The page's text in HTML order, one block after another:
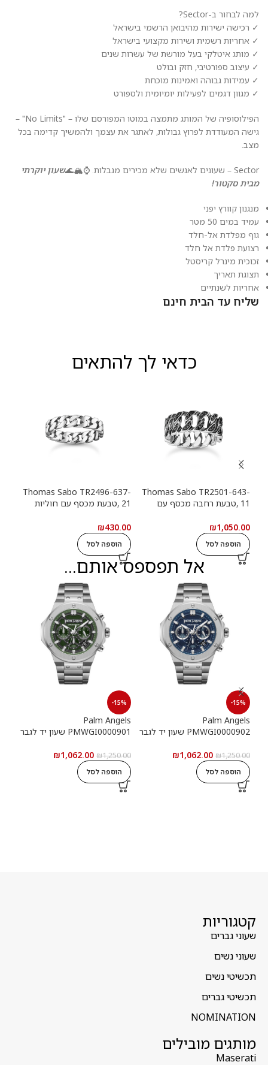
למה לבחור ב-Sector?
✓ רכישה ישירות מהיבואן הרשמי בישראל
✓ אחריות רשמית ושירות מקצועי בישראל
✓ מותג איטלקי בעל מורשת של עשרות שנים
✓ עיצוב ספורטיבי, חזק ובולט
✓ עמידות גבוהה ואמינות מוכחת
✓ מגוון דגמים לפעילות יומיומית ולספורט
הפילוסופיה של המותג מתמצה במוטו המפורסם שלו – "No Limits" –
גישה המעודדת לפרוץ גבולות, לאתגר את עצמך ולהמשיך קדימה בכל
מצב.
Sector – שעונים לאנשים שלא מכירים מגבלות. ⌚🏔️🌊
שעון יוקרתי
מבית סקטור!
מנגנון קוורץ יפני
עמיד במים 50 מטר
גוף מפלדת אל-חלד
רצועת פלדת אל חלד
זכוכית מינרל קריסטל
תצוגת תאריך
אחריות לשנתיים
שליח עד הבית חינם
כדאי לך להתאים
Thomas Sabo TR2501-643-
11 ,טבעת רחבה מכסף עם
₪1,050.00
הוספה לסל
Thomas Sabo TR2496-637-
21 ,טבעת מכסף עם חוליות
₪430.00
הוספה לסל
אל תפספס אותם...
-15%
Palm Angels
PMWGI0000902 שעון יד לגבר
₪1,250.00
₪1,062.00
הוספה לסל
-15%
Palm Angels
PMWGI0000901 שעון יד לגבר
₪1,250.00
₪1,062.00
הוספה לסל
קטגוריות
שעוני גברים
שעוני נשים
תכשיטי נשים
תכשיטי גברים
NOMINATION
מותגים מובילים
Maserati